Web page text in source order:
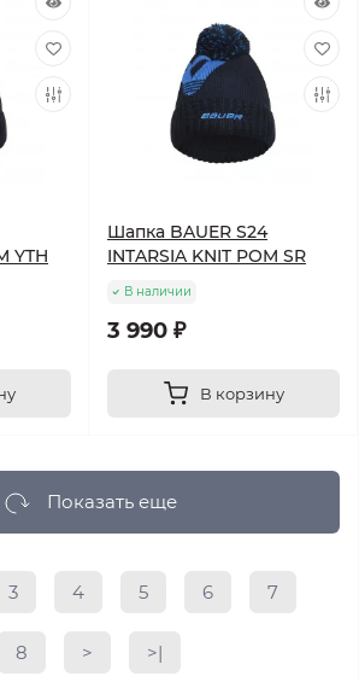
YTH
Шапка BAUER S24
INTARSIA KNIT POM SR
В наличии
3 990 ₽
В корзину
Показать еще
3 4 5 6 7
8 > >|